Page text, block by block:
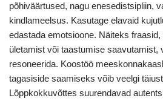
põhiväärtused, nagu enesedistsipliin,
kindlameelsus. Kasutage elavaid
edastada emotsioone. Näiteks
ületamist või taastumise saavutamist,
resoneerida. Koostöö
tagasiside saamiseks võib veelgi
Lõppkokkuvõttes suurendavad